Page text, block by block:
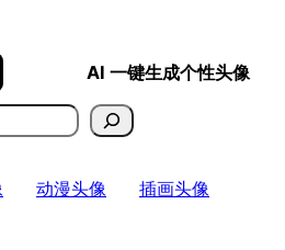
AI 一键生成个性头像
动漫头像 插画头像